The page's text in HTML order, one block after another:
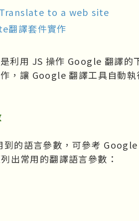
to a web site
翻譯套件實作
利用 JS 操作 Google 翻譯的
，讓 Google 翻譯工具自動執
到的語言參數，可參考